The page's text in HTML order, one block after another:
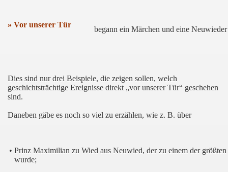
» Vor unserer Tür
begann ein Märchen und eine
Dies sind nur drei Beispiele, die zeigen sollen, welch
geschichtsträchtige Ereignisse direkt „vor unserer Tür“ geschehen
sind.
Daneben gäbe es noch so viel zu erzählen, wie z. B. über
• Prinz Maximilian zu Wied aus Neuwied, der zu einem der
wurde;